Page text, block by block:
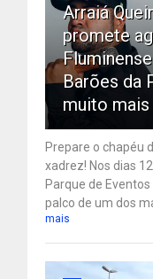
Arraiá
promete
Barões da
muito mais
Prepare o chapéu
xadrez! Nos dias
Parque de
palco de um dos
mais